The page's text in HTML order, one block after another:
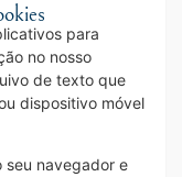
para
no nosso
de texto que
dispositivo móvel
seu navegador e